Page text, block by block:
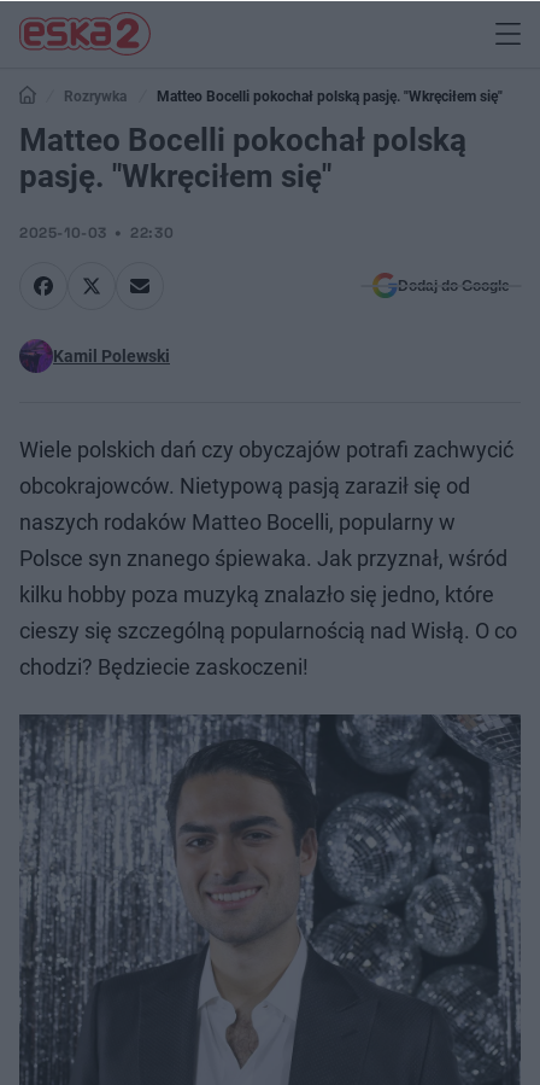
Rozrywka Matteo Bocelli pokochał polską pasję. "Wkręciłem się"
Matteo Bocelli pokochał polską
pasję. "Wkręciłem się"
2025-10-03 22:30
Dodaj do Google
Kamil Polewski
Wiele polskich dań czy obyczajów potrafi zachwycić
obcokrajowców. Nietypową pasją zaraził się od
naszych rodaków Matteo Bocelli, popularny w
Polsce syn znanego śpiewaka. Jak przyznał, wśród
kilku hobby poza muzyką znalazło się jedno, które
cieszy się szczególną popularnością nad Wisłą. O co
chodzi? Będziecie zaskoczeni!